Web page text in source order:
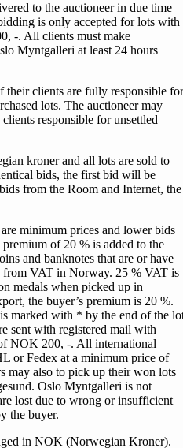
to the auctioneer in due time
is only accepted for lots with
-. All clients must make
Myntgalleri at least 24 hours
their clients are fully responsible for
lots. The auctioneer may
responsible for unsettled
kroner and all lots are sold to
bids, the first bid will be
from the Room and Internet, the
minimum prices and lower bids
of 20 % is added to the
and banknotes that are or have
from VAT in Norway. 25 % VAT is
medals when picked up in
the buyer’s premium is 20 %.
marked with * by the end of the
sent with registered mail with
NOK 200, -. All international
or Fedex at a minimum price of
may also to pick up their won lots
Oslo Myntgalleri is not
lost due to wrong or insufficient
the buyer.
in NOK (Norwegian Kroner).